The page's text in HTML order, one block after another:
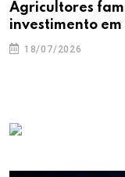
Agricultores
investimento
18/07/2026